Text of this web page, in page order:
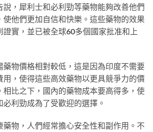
說，犀利士和必利勁等藥物能夠改善他們
使他們更加自信和快樂。這些藥物的效果
證實，並已被全球60多個國家批准和上
藥物價格相對較低，這是因為印度不需要
用，使得這些高效藥物以更具競爭力的價
相比之下，國內的藥物成本要高得多，使
利勁成為了受歡迎的選擇。
藥物，人們經常擔心安全性和副作用。不